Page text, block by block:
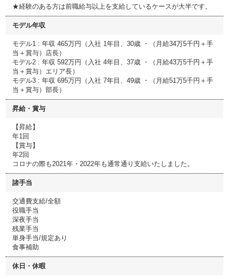
★経験のある方は前職給与以上を支給しているケースが大半です。
モデル年収
モデル1 : 年収 465万円（入社 1年目、30歳 ・（月給34万5千円＋手
当＋賞与）店長）
モデル2 : 年収 592万円（入社 4年目、37歳 ・（月給43万5千円＋手
当＋賞与）エリア長）
モデル3 : 年収 695万円（入社 7年目、49歳 ・（月給51万5千円＋手
当＋賞与）部長）
昇給・賞与
【昇給】
年1回
【賞与】
年2回
コロナの際も2021年・2022年も通常通り支給いたしました。
諸手当
交通費支給/全額
役職手当
深夜手当
残業手当
単身手当/規定あり
食事補助
休日・休暇